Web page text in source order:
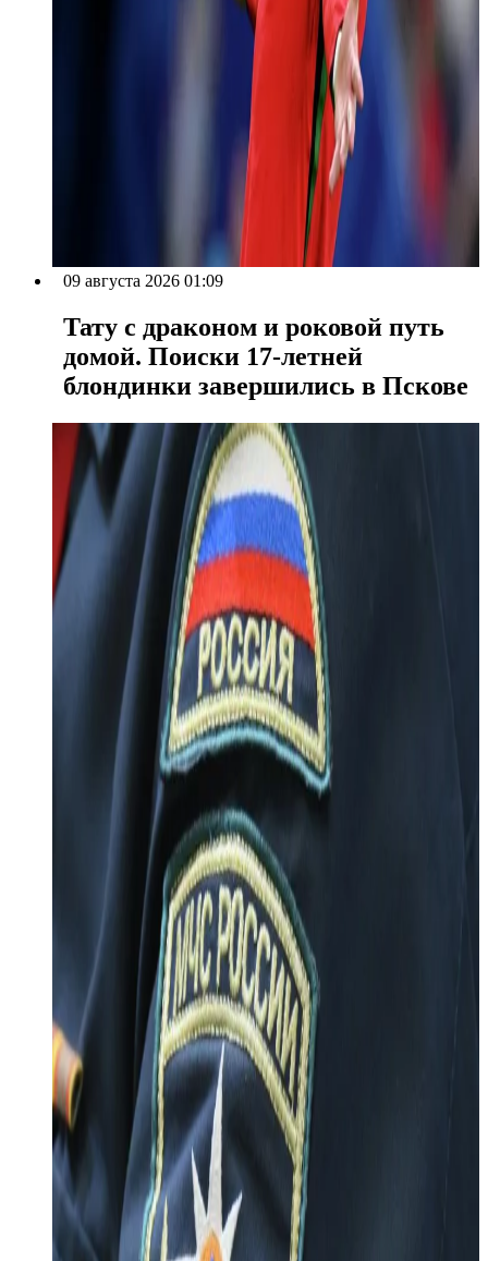
09 августа 2026 01:09
Тату с драконом и роковой путь
домой. Поиски 17-летней
блондинки завершились в Пскове